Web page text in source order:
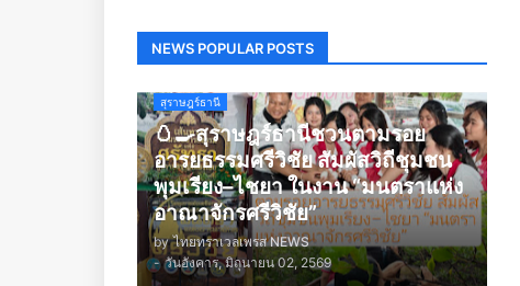
NEWS POPULAR POSTS
สุราษฎร์ธานี
🥚🍳สุราษฎร์ธานีชวนตามรอย
อารยธรรมศรีวิชัย สัมผัสวิถีชุมชน
พุมเรียง–ไชยา ในงาน “มนตราแห่ง
อาณาจักรศรีวิชัย”
by ไทยทราเวลเพรส NEWS
- วันอังคาร, มิถุนายน 02, 2569